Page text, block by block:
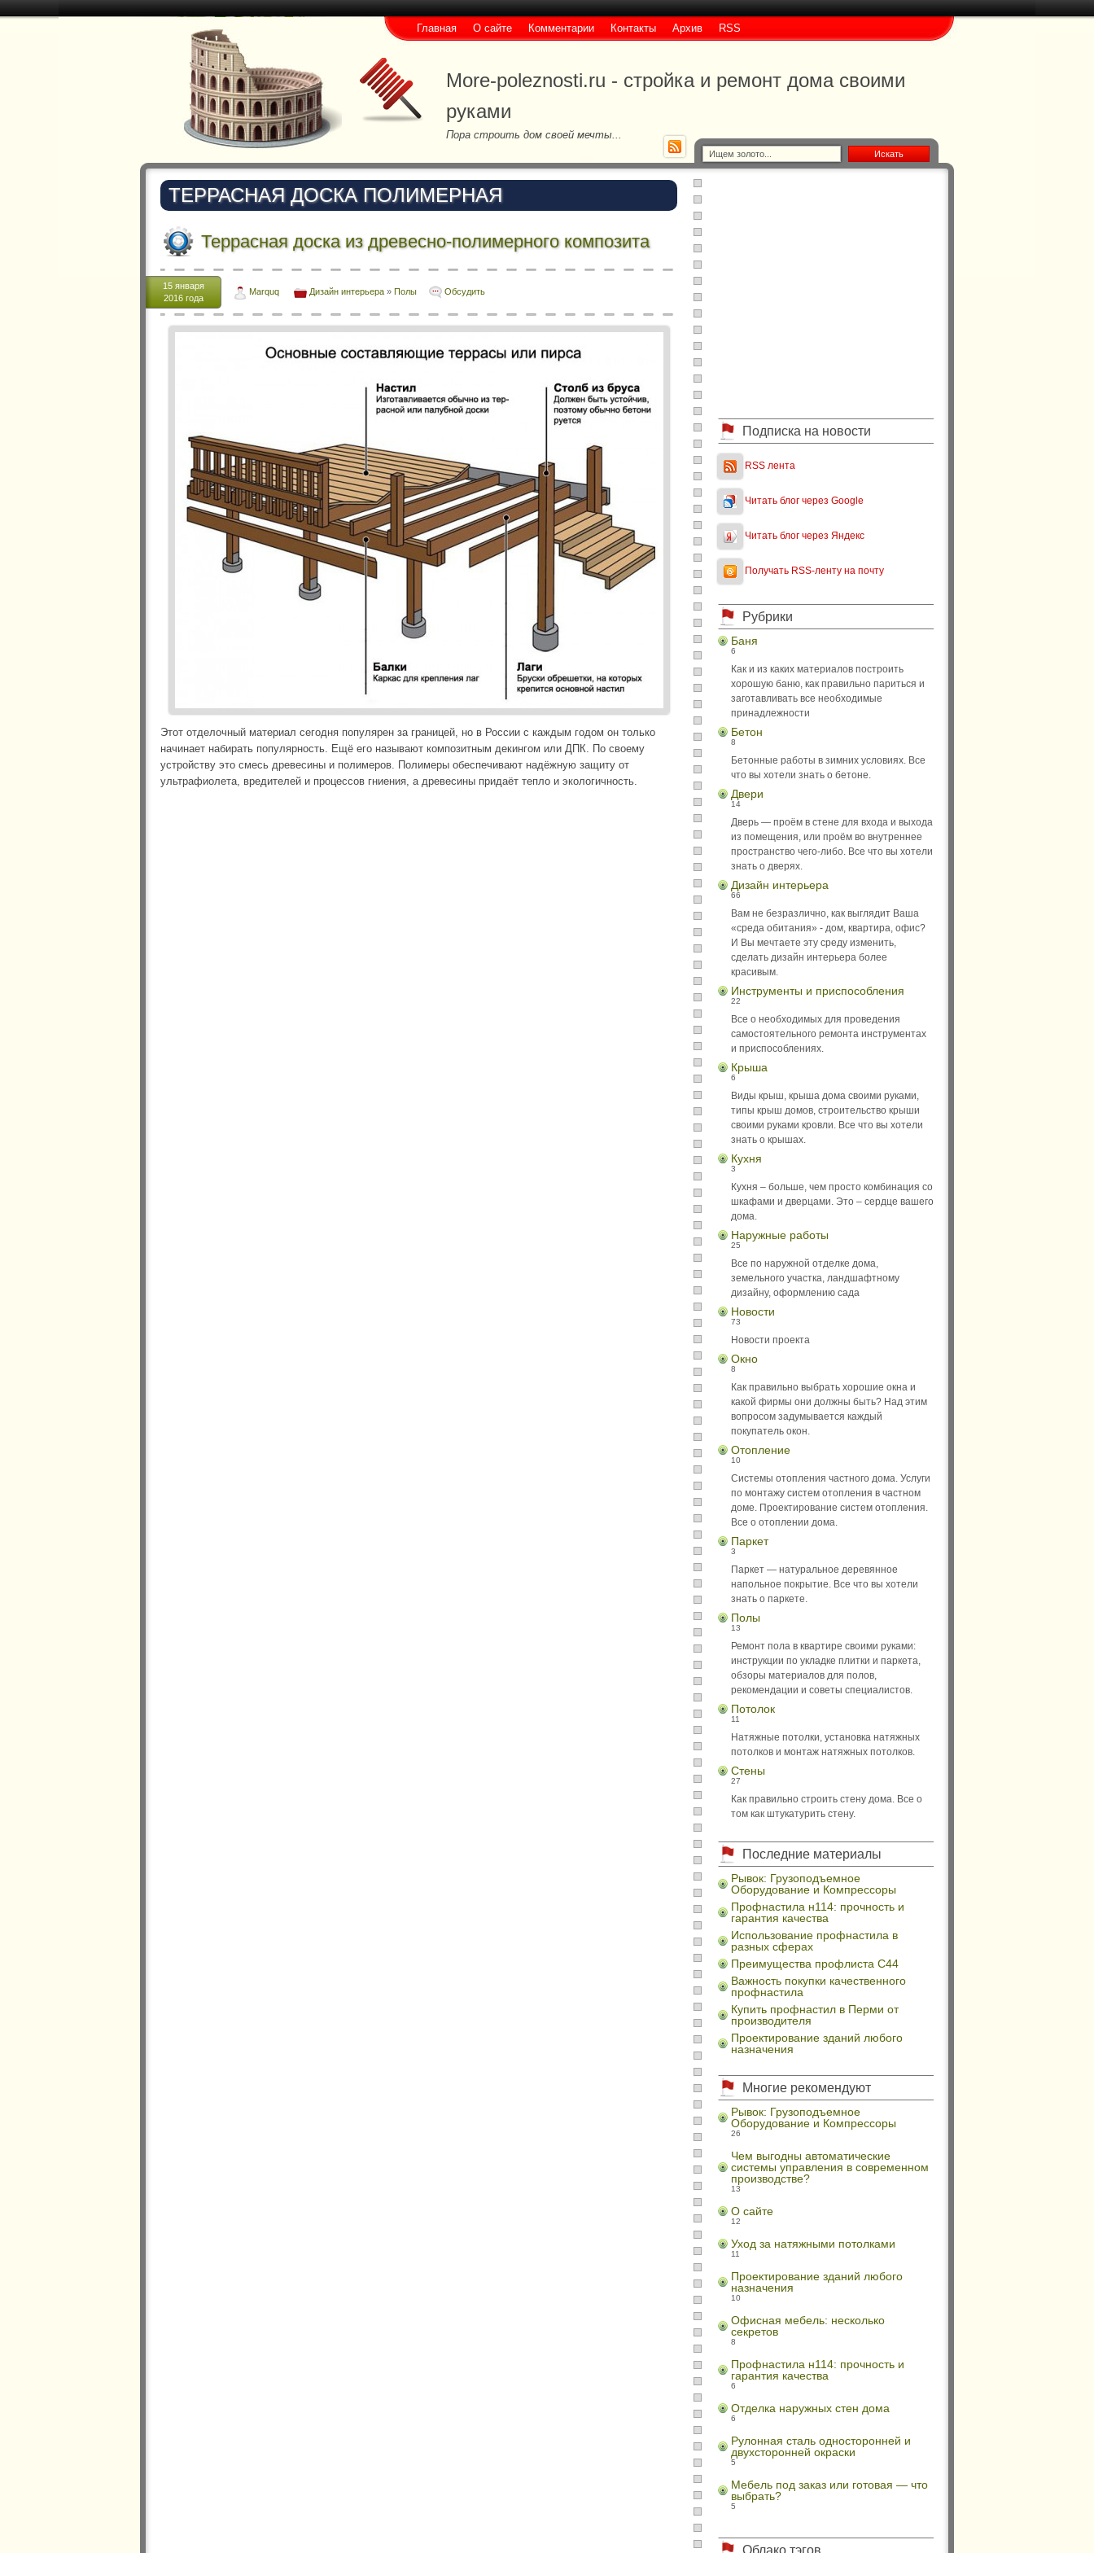
Искать
More-poleznosti.ru - стройка и ремонт дома своими
руками
Пора строить дом своей мечты...
Главная О сайте Комментарии Контакты Архив RSS
ТЕРРАСНАЯ ДОСКА ПОЛИМЕРНАЯ
Террасная доска из древесно-полимерного композита
15 января
2016 года
Marquq Дизайн интерьера » Полы Обсудить
Этот отделочный материал сегодня популярен за границей, но в России с каждым годом он только
начинает набирать популярность. Ещё его называют композитным декингом или ДПК. По своему
устройству это смесь древесины и полимеров. Полимеры обеспечивают надёжную защиту от
ультрафиолета, вредителей и процессов гниения, а древесины придаёт тепло и экологичность.
Подписка на новости
RSS лента
Читать блог через Google
Читать блог через Яндекс
Получать RSS-ленту на почту
Рубрики
Баня
6
Как и из каких материалов построить
хорошую баню, как правильно париться и
заготавливать все необходимые
принадлежности
Бетон
8
Бетонные работы в зимних условиях. Все
что вы хотели знать о бетоне.
Двери
14
Дверь — проём в стене для входа и выхода
из помещения, или проём во внутреннее
пространство чего-либо. Все что вы хотели
знать о дверях.
Дизайн интерьера
66
Вам не безразлично, как выглядит Ваша
«среда обитания» - дом, квартира, офис?
И Вы мечтаете эту среду изменить,
сделать дизайн интерьера более
красивым.
Инструменты и приспособления
22
Все о необходимых для проведения
самостоятельного ремонта инструментах
и приспособлениях.
Крыша
6
Виды крыш, крыша дома своими руками,
типы крыш домов, строительство крыши
своими руками кровли. Все что вы хотели
знать о крышах.
Кухня
3
Кухня – больше, чем просто комбинация со
шкафами и дверцами. Это – сердце вашего
дома.
Наружные работы
25
Все по наружной отделке дома,
земельного участка, ландшафтному
дизайну, оформлению сада
Новости
73
Новости проекта
Окно
8
Как правильно выбрать хорошие окна и
какой фирмы они должны быть? Над этим
вопросом задумывается каждый
покупатель окон.
Отопление
10
Системы отопления частного дома. Услуги
по монтажу систем отопления в частном
доме. Проектирование систем отопления.
Все о отоплении дома.
Паркет
3
Паркет — натуральное деревянное
напольное покрытие. Все что вы хотели
знать о паркете.
Полы
13
Ремонт пола в квартире своими руками:
инструкции по укладке плитки и паркета,
обзоры материалов для полов,
рекомендации и советы специалистов.
Потолок
11
Натяжные потолки, установка натяжных
потолков и монтаж натяжных потолков.
Стены
27
Как правильно строить стену дома. Все о
том как штукатурить стену.
Последние материалы
Рывок: Грузоподъемное
Оборудование и Компрессоры
Профнастила н114: прочность и
гарантия качества
Использование профнастила в
разных сферах
Преимущества профлиста С44
Важность покупки качественного
профнастила
Купить профнастил в Перми от
производителя
Проектирование зданий любого
назначения
Многие рекомендуют
Рывок: Грузоподъемное
Оборудование и Компрессоры
26
Чем выгодны автоматические
системы управления в современном
производстве?
13
О сайте
12
Уход за натяжными потолками
11
Проектирование зданий любого
назначения
10
Офисная мебель: несколько
секретов
8
Профнастила н114: прочность и
гарантия качества
6
Отделка наружных стен дома
6
Рулонная сталь односторонней и
двухсторонней окраски
5
Мебель под заказ или готовая — что
выбрать?
5
Облако тэгов